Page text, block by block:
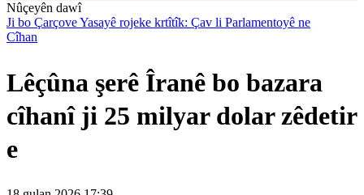
Nûçeyên dawî
Ji bo Çarçove Yasayê rojeke krtîtîk: Çav li Parlamentoyê ne
Cîhan
Lêçûna şerê Îranê bo bazara
cîhanî ji 25 milyar dolar zêdetir
e